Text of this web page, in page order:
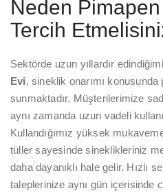
Neden
Tercih
Sektörde uzun yıllardır
Evi, sineklik onarımı
sunmaktadır. Müşterilerimize
aynı zamanda uzun vadeli
Kullandığımız yüksek
tüller sayesinde sineklikleriniz
daha dayanıklı hale gelir. Hızlı
taleplerinize aynı gün içerisinde